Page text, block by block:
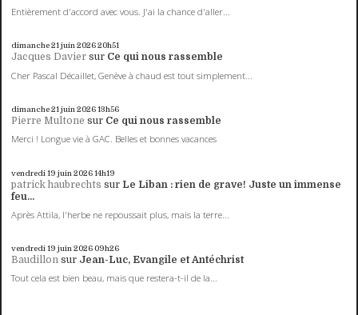
Entièrement d'accord avec vous. J'ai la chance d'aller...
dimanche 21juin 202620h51
Jacques Davier sur Ce qui nous rassemble
Cher Pascal Décaillet, Genève à chaud est tout simplement...
dimanche 21 juin 202613h56
Pierre Multone sur Ce qui nous rassemble
Merci ! Longue vie à GAC. Belles et bonnes vacances
vendredi 19 juin 202614h19
patrick haubrechts sur Le Liban : rien de grave! Juste un immense
feu...
Après Attila, l'herbe ne repoussait plus, mais la terre...
vendredi 19 juin 2026 09h26
Baudillon sur Jean-Luc, Evangile et Antéchrist
Tout cela est bien beau, mais que restera-t-il de la...